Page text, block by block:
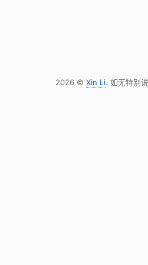
2026 © Xin Li. 如无特别